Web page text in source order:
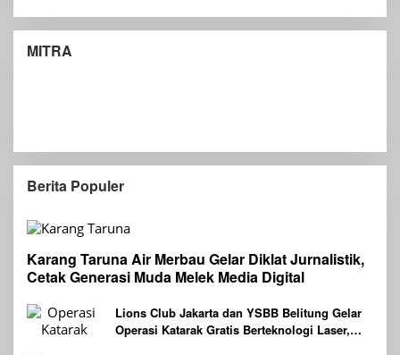
MITRA
Berita Populer
Karang Taruna Air Merbau Gelar Diklat Jurnalistik,
Cetak Generasi Muda Melek Media Digital
Lions Club Jakarta dan YSBB Belitung Gelar
Operasi Katarak Gratis Berteknologi Laser,